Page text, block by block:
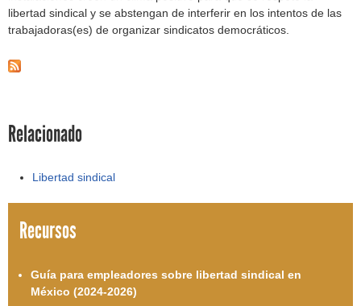
libertad sindical y se abstengan de interferir en los intentos de las
trabajadoras(es) de organizar sindicatos democráticos.
Relacionado
Libertad sindical
Recursos
Guía para empleadores sobre libertad sindical en
México (2024-2026)